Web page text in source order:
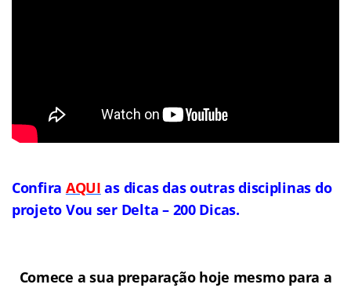
Confira AQUI as dicas das outras disciplinas do
projeto Vou ser Delta – 200 Dicas.
Comece a sua preparação hoje mesmo para a